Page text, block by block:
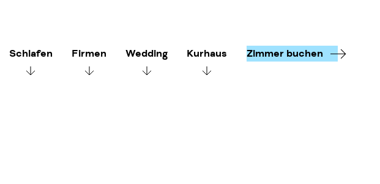
Schlafen Firmen Wedding Kurhaus Zimmer buchen